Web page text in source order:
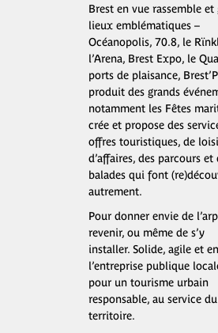
Brest en vue rassemble et
lieux emblématiques –
Océanopolis, 70.8, le
l’Arena, Brest Expo, le
ports de plaisance,
produit des grands
notamment les Fêtes
crée et propose des
offres touristiques, de
d’affaires, des parcours et
balades qui font
autrement.
Pour donner envie de
revenir, ou même de s’y
installer. Solide, agile et
l’entreprise publique
pour un tourisme urbain
responsable, au service du
territoire.